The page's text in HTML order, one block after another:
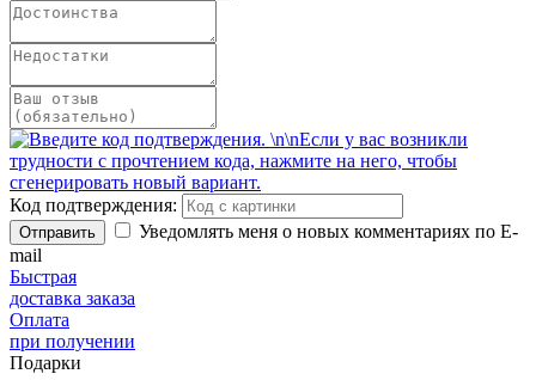
Код подтверждения:
Отправить
Уведомлять меня о новых комментариях по E-
mail
Быстрая
доставка заказа
Оплата
при получении
Подарки